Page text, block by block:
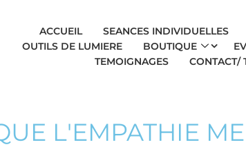
ACCUEIL SEANCES INDIVIDUELLES
OUTILS DE LUMIERE
BOUTIQUE
TEMOIGNAGES
CONTACT/
L'EMPATHIE